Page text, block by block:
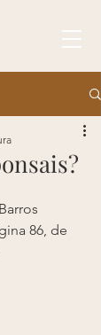
86, de